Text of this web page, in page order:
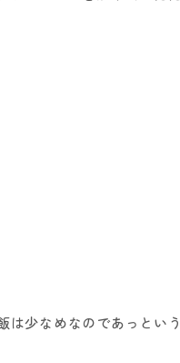
少なめなのであっとい